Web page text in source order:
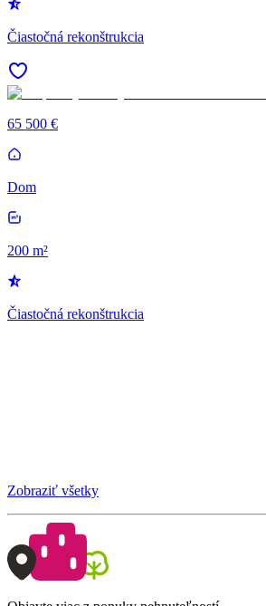
Čiastočná rekonštrukcia
65 500 €
Dom
200 m²
Čiastočná rekonštrukcia
Zobraziť všetky